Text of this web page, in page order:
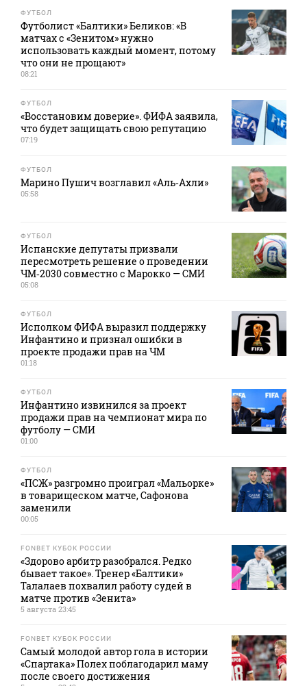
ФУТБОЛ
Футболист «Балтики» Беликов: «В
матчах с «Зенитом» нужно
использовать каждый момент, потому
что они не прощают»
08:21
ФУТБОЛ
«Восстановим доверие». ФИФА заявила,
что будет защищать свою репутацию
07:19
ФУТБОЛ
Марино Пушич возглавил «Аль‑Ахли»
05:58
ФУТБОЛ
Испанские депутаты призвали
пересмотреть решение о проведении
ЧМ‑2030 совместно с Марокко — СМИ
05:08
ФУТБОЛ
Исполком ФИФА выразил поддержку
Инфантино и признал ошибки в
проекте продажи прав на ЧМ
01:18
ФУТБОЛ
Инфантино извинился за проект
продажи прав на чемпионат мира по
футболу — СМИ
01:00
ФУТБОЛ
«ПСЖ» разгромно проиграл «Мальорке»
в товарищеском матче, Сафонова
заменили
00:05
FONBET КУБОК РОССИИ
«Здорово арбитр разобрался. Редко
бывает такое». Тренер «Балтики»
Талалаев похвалил работу судей в
матче против «Зенита»
5 августа 23:45
FONBET КУБОК РОССИИ
Самый молодой автор гола в истории
«Спартака» Полех поблагодарил маму
после своего достижения